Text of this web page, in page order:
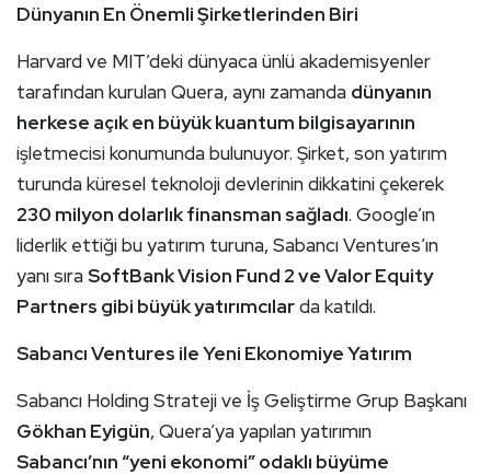
Dünyanın En Önemli Şirketlerinden Biri
Harvard ve MIT’deki dünyaca ünlü akademisyenler
tarafından kurulan Quera, aynı zamanda dünyanın
herkese açık en büyük kuantum bilgisayarının
işletmecisi konumunda bulunuyor. Şirket, son yatırım
turunda küresel teknoloji devlerinin dikkatini çekerek
230 milyon dolarlık finansman sağladı. Google’ın
liderlik ettiği bu yatırım turuna, Sabancı Ventures’ın
yanı sıraSoftBank Vision Fund 2 ve Valor Equity
Partners gibi büyük yatırımcılarda katıldı.
Sabancı Ventures ile Yeni Ekonomiye Yatırım
Sabancı Holding Strateji ve İş Geliştirme Grup Başkanı
Gökhan Eyigün, Quera’ya yapılan yatırımın
Sabancı’nın “yeni ekonomi” odaklı büyüme